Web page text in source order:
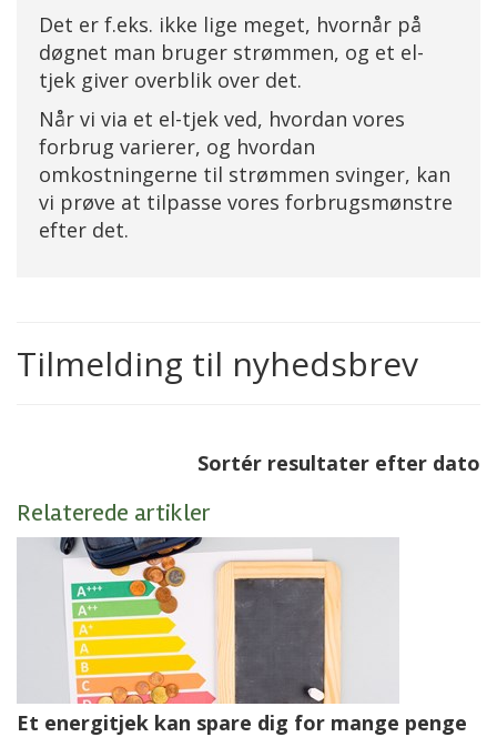
Det er f.eks. ikke lige meget, hvornår på
døgnet man bruger strømmen, og et el-
tjek giver overblik over det.
Når vi via et el-tjek ved, hvordan vores
forbrug varierer, og hvordan
omkostningerne til strømmen svinger, kan
vi prøve at tilpasse vores forbrugsmønstre
efter det.
Tilmelding til nyhedsbrev
Sortér resultater efter dato
Relaterede artikler
Et energitjek kan spare dig for mange penge